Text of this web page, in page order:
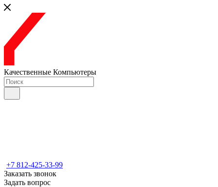
Качественные Компьютеры
+7 812-425-33-99
Заказать звонок
Задать вопрос